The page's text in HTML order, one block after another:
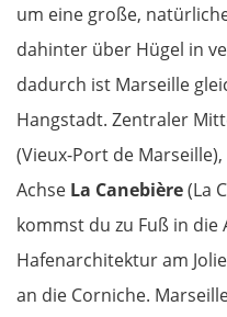
um eine große,
dahinter über Hügel in
dadurch ist Marseille
Hangstadt. Zentraler
(Vieux-Port de
Achse La Canebière(La
kommst du zu Fuß in
Hafenarchitektur am
an die Corniche.